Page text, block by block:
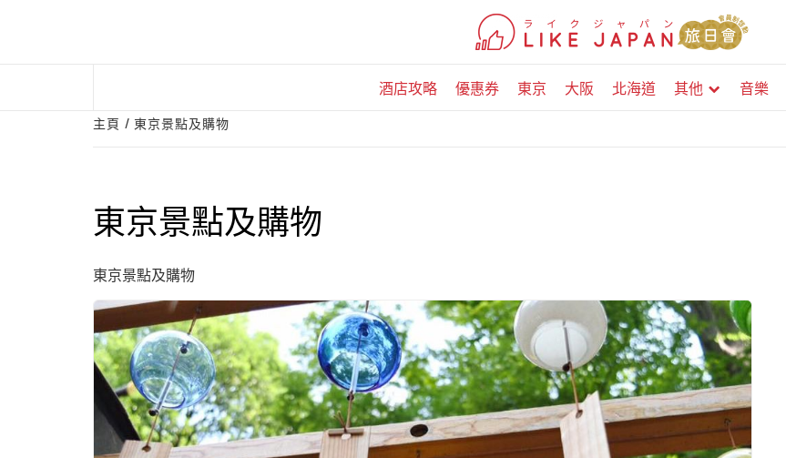
酒店攻略 優惠券 東京 大阪 北海道 其他 音樂
主頁 東京景點及購物
東京景點及購物
東京景點及購物